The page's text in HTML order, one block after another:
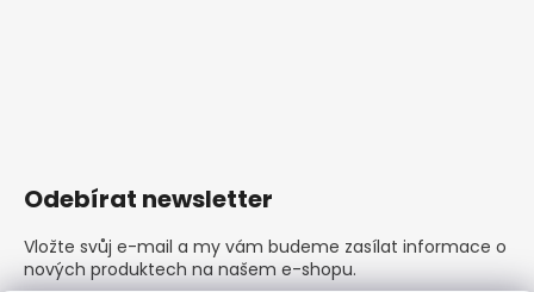
Odebírat newsletter
Vložte svůj e-mail a my vám budeme zasílat informace o
nových produktech na našem e-shopu.